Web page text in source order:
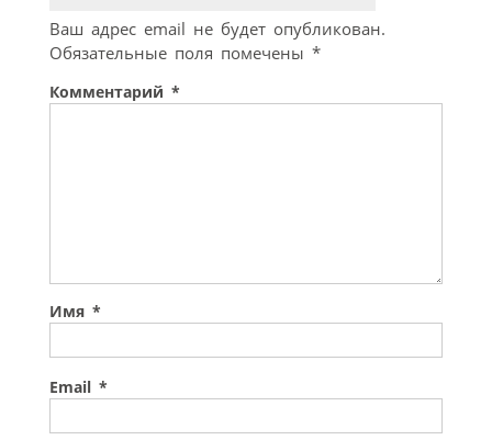
Ваш адрес email не будет опубликован.
Обязательные поля помечены *
Комментарий *
Имя *
Email *